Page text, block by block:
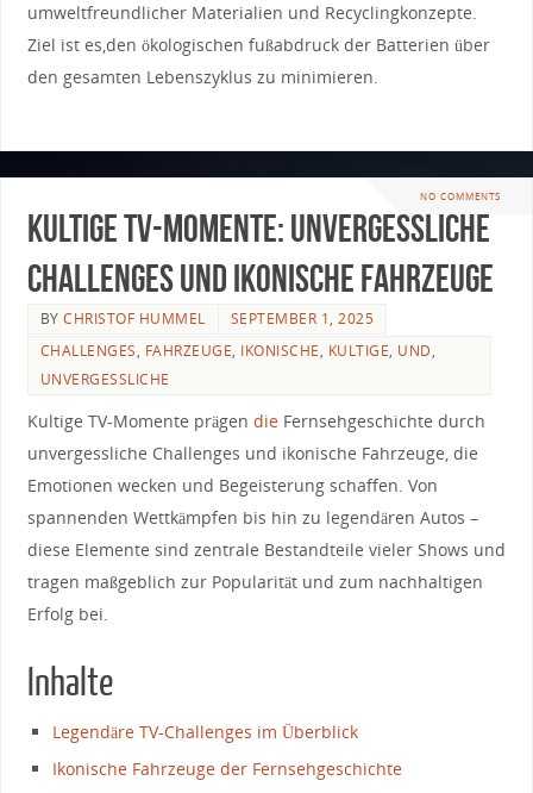
umweltfreundlicher ​Materialien und Recyclingkonzepte.
Ziel ist es,den ökologischen fußabdruck ‍der‌ Batterien⁣ über
den gesamten Lebenszyklus zu minimieren.
NO COMMENTS
Kultige TV-Momente: Unvergessliche
Challenges und ikonische Fahrzeuge
BYCHRISTOF HUMMEL
SEPTEMBER 1, 2025
CHALLENGES, FAHRZEUGE, IKONISCHE, KULTIGE, UND,
UNVERGESSLICHE
Kultige TV-Momente ​prägen dieFernsehgeschichte durch
unvergessliche Challenges und ikonische Fahrzeuge, ‍die
Emotionen wecken und Begeisterung schaffen. Von
spannenden Wettkämpfen bis hin zu legendären Autos –
diese⁤ Elemente sind zentrale Bestandteile vieler Shows ‍und‍
tragen ⁣maßgeblich zur Popularität⁣ und zum nachhaltigen
Erfolg bei.
Inhalte
Legendäre TV-Challenges im Überblick
Ikonische ‍Fahrzeuge⁤ der Fernsehgeschichte